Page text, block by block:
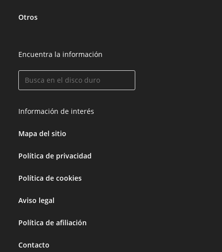
Otros
Encuentra la información
Información de interés
Mapa del sitio
Política de privacidad
Política de cookies
Aviso legal
Política de afiliación
Contacto